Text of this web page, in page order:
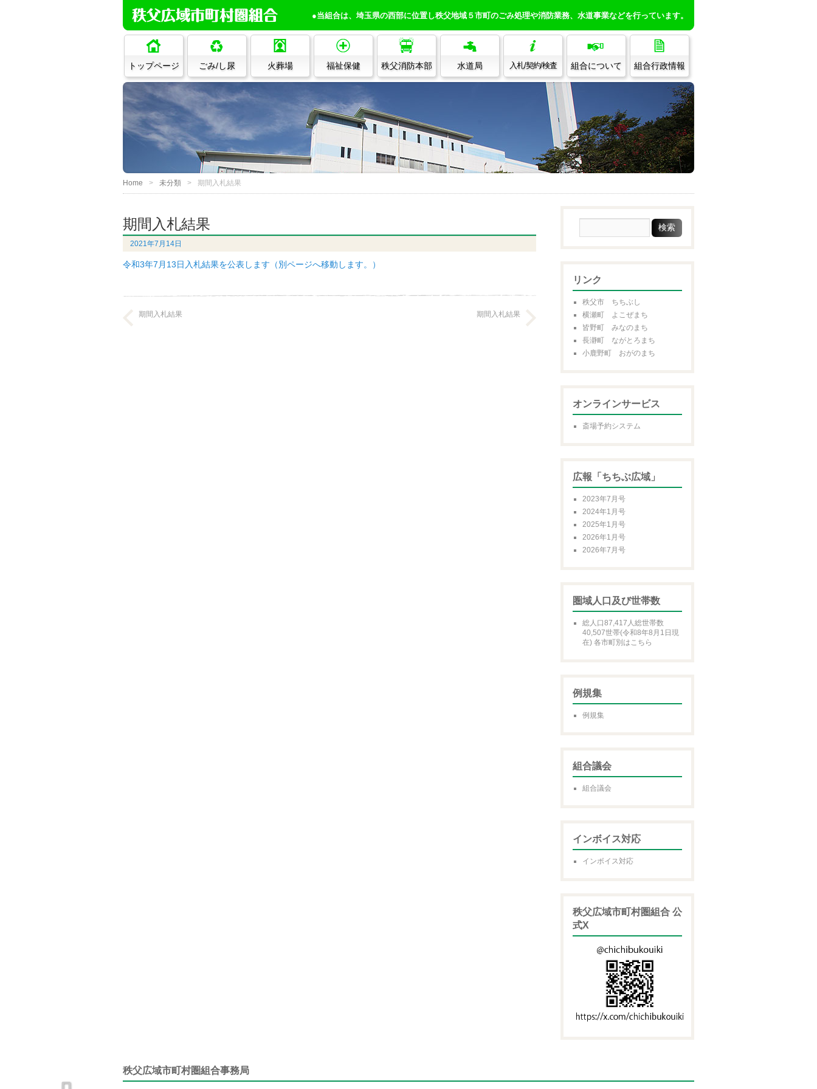
●当組合は、埼玉県の西部に位置し秩父地域５市町のごみ処理や消防業務、水道事業などを行っています。
トップページ ごみ/し尿 火葬場 福祉保健 秩父消防本部 水道局 入札/契約/検査 組合について 組合行政情報
Home 未分類 期間入札結果
期間入札結果
2021年7月14日
令和3年7月13日入札結果を公表します（別ページへ移動します。）
期間入札結果 期間入札結果
リンク
秩父市 ちちぶし
横瀬町 よこぜまち
皆野町 みなのまち
長瀞町 ながとろまち
小鹿野町 おがのまち
オンラインサービス
斎場予約システム
広報「ちちぶ広域」
2023年7月号
2024年1月号
2025年1月号
2026年1月号
2026年7月号
圏域人口及び世帯数
総人口87,417人総世帯数
40,507世帯(令和8年8月1日現
在) 各市町別はこちら
例規集
例規集
組合議会
組合議会
インボイス対応
インボイス対応
秩父広域市町村圏組合 公
式X
秩父広域市町村圏組合事務局